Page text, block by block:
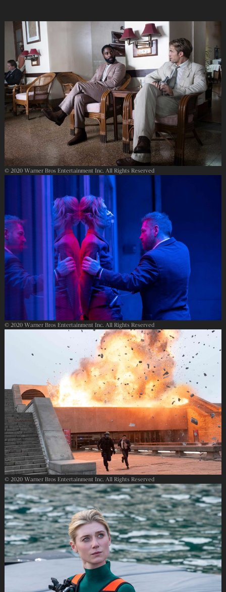
© 2020 Warner Bros Entertainment Inc. All Rights Reserved
© 2020 Warner Bros Entertainment Inc. All Rights Reserved
© 2020 Warner Bros Entertainment Inc. All Rights Reserved